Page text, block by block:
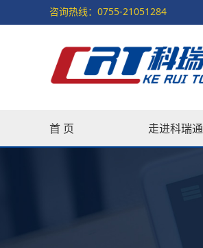
咨询热线：0755-21051284
首 页 走进科瑞通